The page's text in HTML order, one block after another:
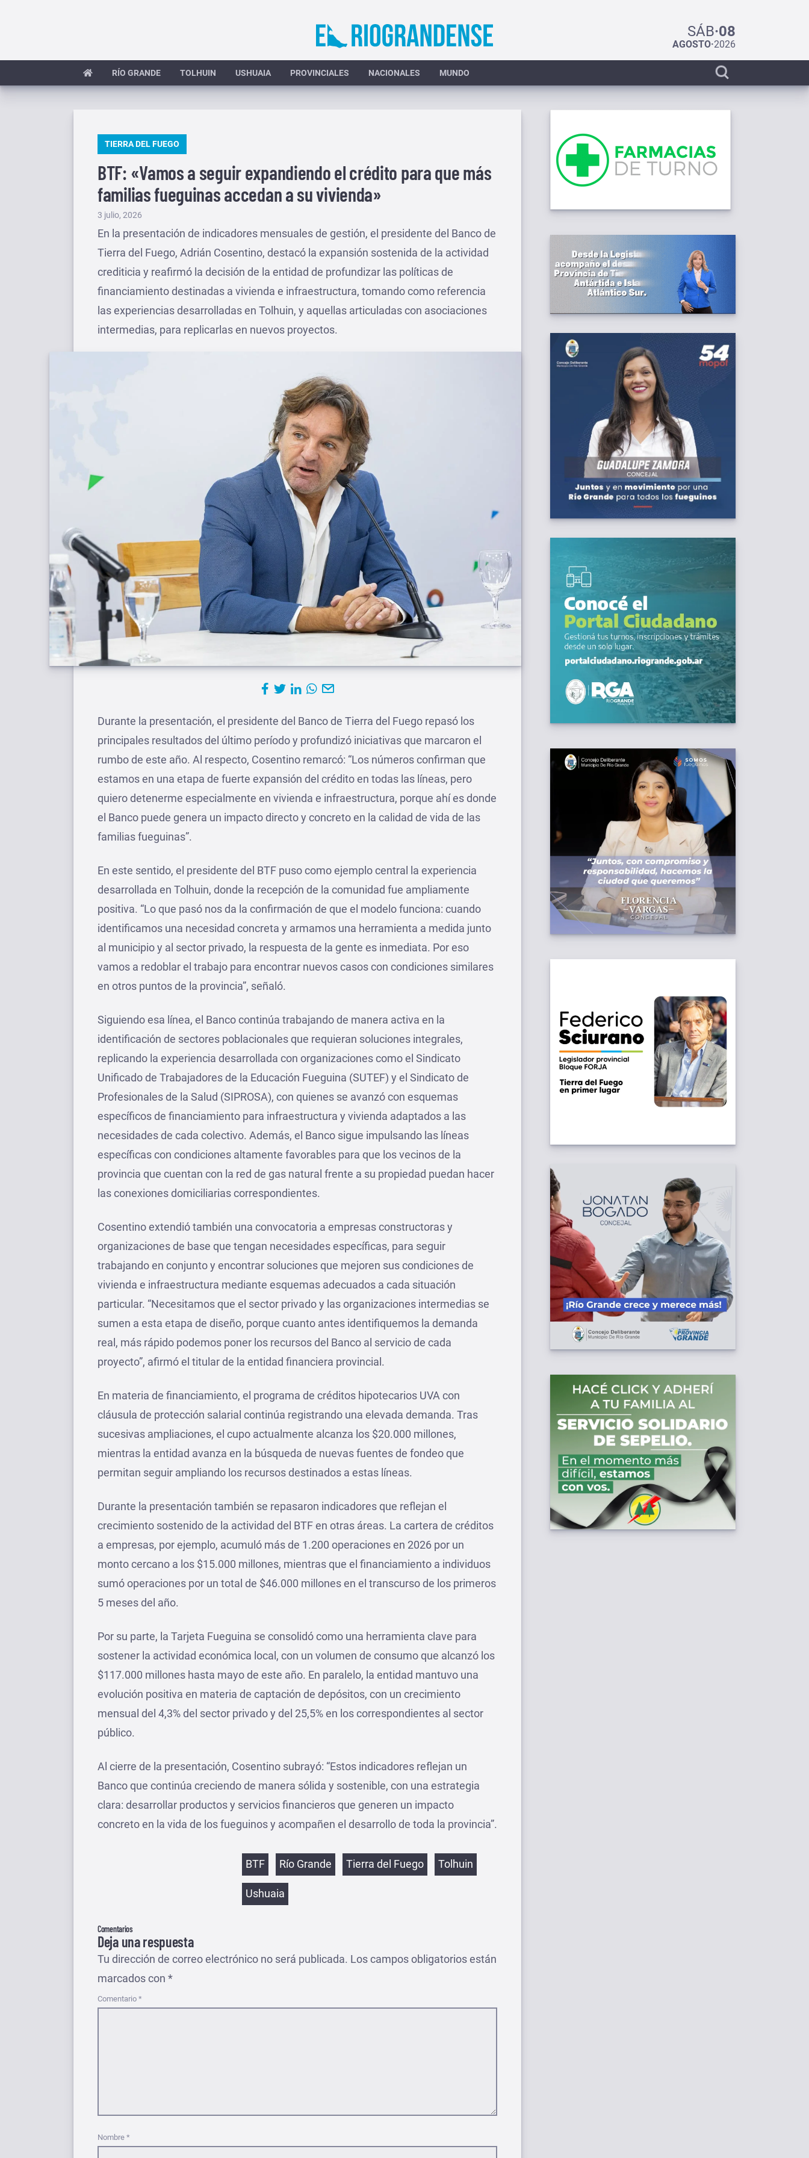
SÁB·08
AGOSTO·2026
RÍO GRANDE TOLHUIN USHUAIA PROVINCIALES NACIONALES MUNDO
Display
search
PUBLICADO
TIERRA DEL FUEGO
BTF: «Vamos a seguir expandiendo el crédito para que más
familias fueguinas accedan a su vivienda»
Publicado
el
3 julio, 2026
En la presentación de indicadores mensuales de gestión, el presidente del Banco de
Tierra del Fuego, Adrián Cosentino, destacó la expansión sostenida de la actividad
crediticia y reafirmó la decisión de la entidad de profundizar las políticas de
financiamiento destinadas a vivienda e infraestructura, tomando como referencia
las experiencias desarrolladas en Tolhuin, y aquellas articuladas con asociaciones
intermedias, para replicarlas en nuevos proyectos.
Durante la presentación, el presidente del Banco de Tierra del Fuego repasó los
principales resultados del último período y profundizó iniciativas que marcaron el
rumbo de este año. Al respecto, Cosentino remarcó: “Los números confirman que
estamos en una etapa de fuerte expansión del crédito en todas las líneas, pero
quiero detenerme especialmente en vivienda e infraestructura, porque ahí es donde
el Banco puede genera un impacto directo y concreto en la calidad de vida de las
familias fueguinas”.
En este sentido, el presidente del BTF puso como ejemplo central la experiencia
desarrollada en Tolhuin, donde la recepción de la comunidad fue ampliamente
positiva. “Lo que pasó nos da la confirmación de que el modelo funciona: cuando
identificamos una necesidad concreta y armamos una herramienta a medida junto
al municipio y al sector privado, la respuesta de la gente es inmediata. Por eso
vamos a redoblar el trabajo para encontrar nuevos casos con condiciones similares
en otros puntos de la provincia”, señaló.
Siguiendo esa línea, el Banco continúa trabajando de manera activa en la
identificación de sectores poblacionales que requieran soluciones integrales,
replicando la experiencia desarrollada con organizaciones como el Sindicato
Unificado de Trabajadores de la Educación Fueguina (SUTEF) y el Sindicato de
Profesionales de la Salud (SIPROSA), con quienes se avanzó con esquemas
específicos de financiamiento para infraestructura y vivienda adaptados a las
necesidades de cada colectivo. Además, el Banco sigue impulsando las líneas
específicas con condiciones altamente favorables para que los vecinos de la
provincia que cuentan con la red de gas natural frente a su propiedad puedan hacer
las conexiones domiciliarias correspondientes.
Cosentino extendió también una convocatoria a empresas constructoras y
organizaciones de base que tengan necesidades específicas, para seguir
trabajando en conjunto y encontrar soluciones que mejoren sus condiciones de
vivienda e infraestructura mediante esquemas adecuados a cada situación
particular. “Necesitamos que el sector privado y las organizaciones intermedias se
sumen a esta etapa de diseño, porque cuanto antes identifiquemos la demanda
real, más rápido podemos poner los recursos del Banco al servicio de cada
proyecto”, afirmó el titular de la entidad financiera provincial.
En materia de financiamiento, el programa de créditos hipotecarios UVA con
cláusula de protección salarial continúa registrando una elevada demanda. Tras
sucesivas ampliaciones, el cupo actualmente alcanza los $20.000 millones,
mientras la entidad avanza en la búsqueda de nuevas fuentes de fondeo que
permitan seguir ampliando los recursos destinados a estas líneas.
Durante la presentación también se repasaron indicadores que reflejan el
crecimiento sostenido de la actividad del BTF en otras áreas. La cartera de créditos
a empresas, por ejemplo, acumuló más de 1.200 operaciones en 2026 por un
monto cercano a los $15.000 millones, mientras que el financiamiento a individuos
sumó operaciones por un total de $46.000 millones en el transcurso de los primeros
5 meses del año.
Por su parte, la Tarjeta Fueguina se consolidó como una herramienta clave para
sostener la actividad económica local, con un volumen de consumo que alcanzó los
$117.000 millones hasta mayo de este año. En paralelo, la entidad mantuvo una
evolución positiva en materia de captación de depósitos, con un crecimiento
mensual del 4,3% del sector privado y del 25,5% en los correspondientes al sector
público.
Al cierre de la presentación, Cosentino subrayó: “Estos indicadores reflejan un
Banco que continúa creciendo de manera sólida y sostenible, con una estrategia
clara: desarrollar productos y servicios financieros que generen un impacto
concreto en la vida de los fueguinos y acompañen el desarrollo de toda la provincia”.
Etiquetas
BTF Río Grande Tierra del Fuego Tolhuin
Ushuaia
Comentarios
Deja una respuesta
Tu dirección de correo electrónico no será publicada. Los campos obligatorios están
marcados con *
Comentario *
Nombre *